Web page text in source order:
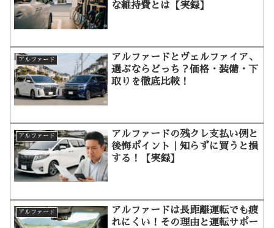
な維持費とは【実録】
アルファード
アルファードとヴェルファイア、
選ぶならどっち？価格・装備・下
取りを徹底比較！
アルファード
アルファードの残クレ支払い例と
後悔ポイント｜知らずに買うと損
する！【実録】
アルファード
アルファードは長距離運転でも疲
れにくい！その理由と運転サポー